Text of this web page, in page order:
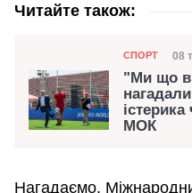
Читайте також:
Категорія
СПОРТ 08
"Ми що
МОК
Нагадаємо,